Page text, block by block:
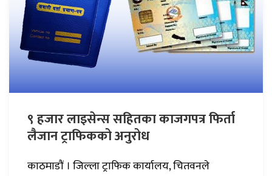
९ हजार लाइसेन्स सहितका काजगपत्र फिर्ता
लैजान ट्राफिकको अनुरोध
काठमाडौं । जिल्ला ट्राफिक कार्यालय, चितवनले